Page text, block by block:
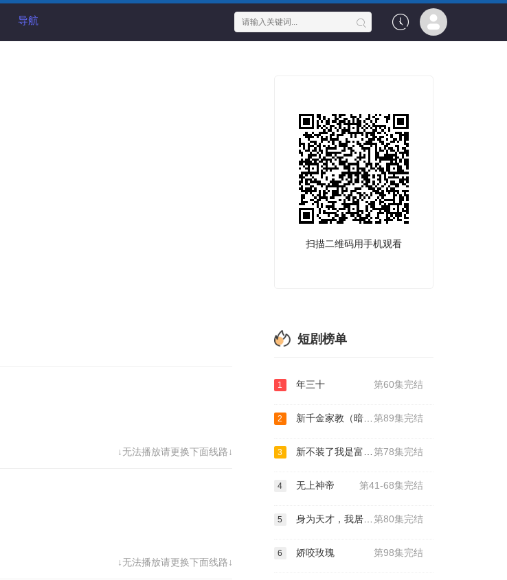
导航
↓无法播放请更换下面线路↓
↓无法播放请更换下面线路↓
扫描二维码用手机观看
短剧榜单
1 年三十 第60集完结
2 新千金家教（暗里着迷） 第89集完结
3 新不装了我是富二代 第78集完结
4 无上神帝 第41-68集完结
5 身为天才，我居然是全家最弱的 第80集完结
6 娇咬玫瑰 第98集完结